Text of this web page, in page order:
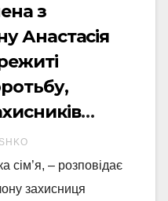
з
Анастасія
сім’я, – розповідає
захисниця